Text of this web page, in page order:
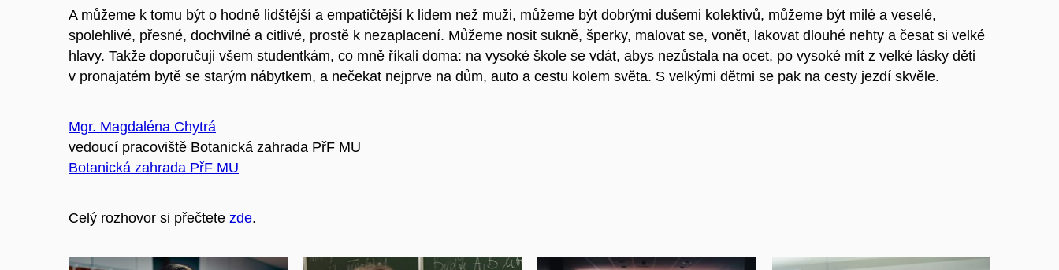
A můžeme k tomu být o hodně lidštější a empatičtější k lidem než muži, můžeme být dobrými dušemi kolektivů, můžeme být milé a veselé,
spolehlivé, přesné, dochvilné a citlivé, prostě k nezaplacení. Můžeme nosit sukně, šperky, malovat se, vonět, lakovat dlouhé nehty a česat si velké
hlavy. Takže doporučuji všem studentkám, co mně říkali doma: na vysoké škole se vdát, abys nezůstala na ocet, po vysoké mít z velké lásky děti
v pronajatém bytě se starým nábytkem, a nečekat nejprve na dům, auto a cestu kolem světa. S velkými dětmi se pak na cesty jezdí skvěle.
Mgr. Magdaléna Chytrá
vedoucí pracoviště Botanická zahrada PřF MU
Botanická zahrada PřF MU
Celý rozhovor si přečtete zde.